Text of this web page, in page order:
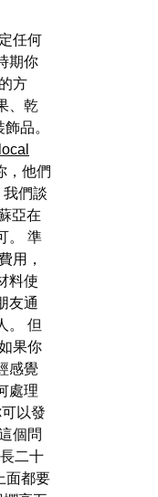
任何
期你
方
、乾
品。
local
，他們
們談
亞在
。 準
用，
料使
友通
。 但
果你
感覺
處理
以發
個問
二十
面都要